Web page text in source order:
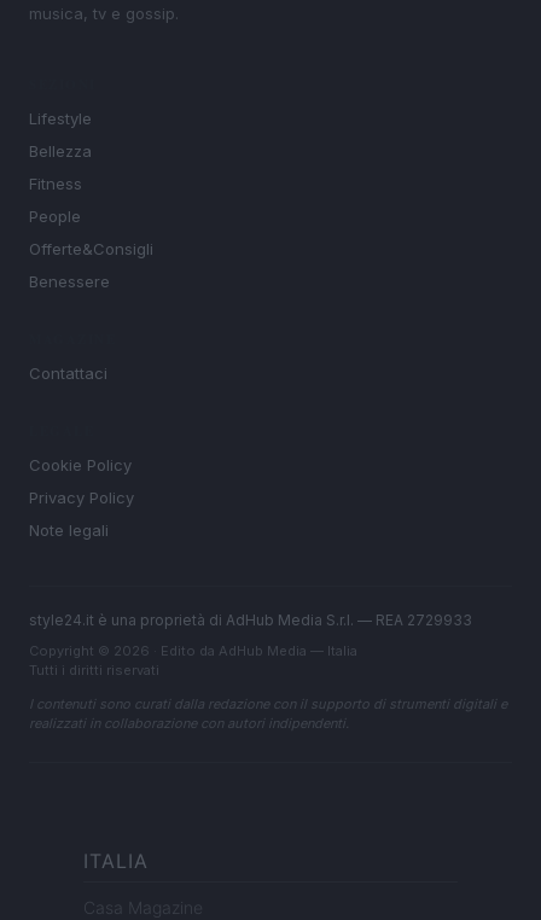
musica, tv e gossip.
Lifestyle
Bellezza
Fitness
People
Offerte&Consigli
Benessere
Contattaci
Cookie Policy
Privacy Policy
Note legali
style24.it è una proprietà di AdHub Media S.r.l. — REA 2729933
Copyright © 2026 · Edito da AdHub Media — Italia
Tutti i diritti riservati
I contenuti sono curati dalla redazione con il supporto di strumenti digitali e
realizzati in collaborazione con autori indipendenti.
ITALIA
Casa Magazine